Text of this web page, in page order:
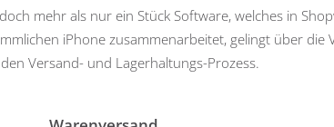
mehr als nur ein Stück Software, welches in
iPhone zusammenarbeitet, gelingt über
Versand- und Lagerhaltungs-Prozess.